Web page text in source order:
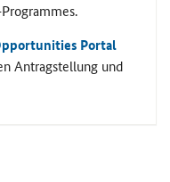
Portal
An­trag­stel­lung und